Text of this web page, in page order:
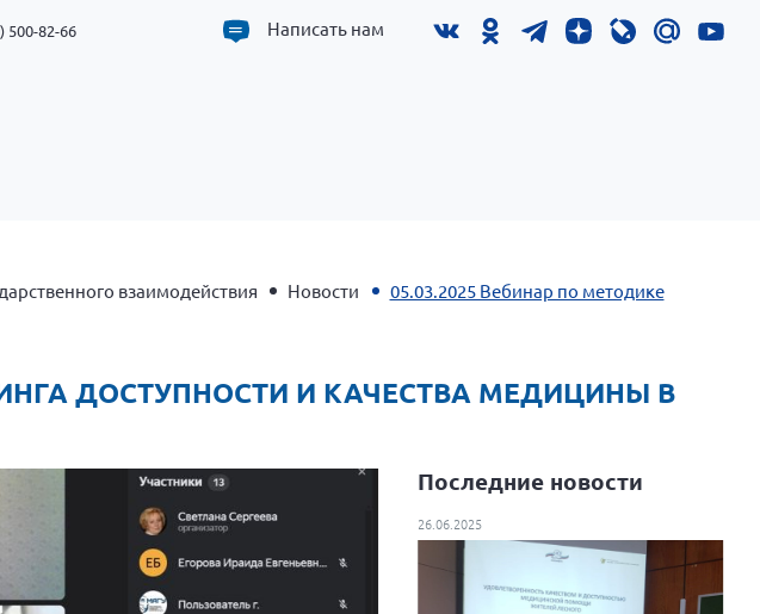
500-82-66 Написать нам
взаимодействия Новости
05.03.2025 Вебинар по методике
ДОСТУПНОСТИ И КАЧЕСТВА МЕДИЦИНЫ В
Последние новости
26.06.2025